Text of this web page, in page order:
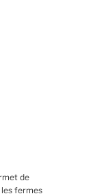
de
fermes